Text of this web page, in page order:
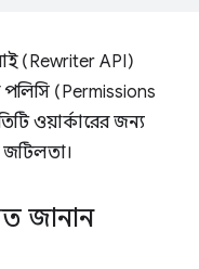
(Rewriter API)
(Permissions
ওয়ার্কারের জন্য
জটিলতা।
জানান